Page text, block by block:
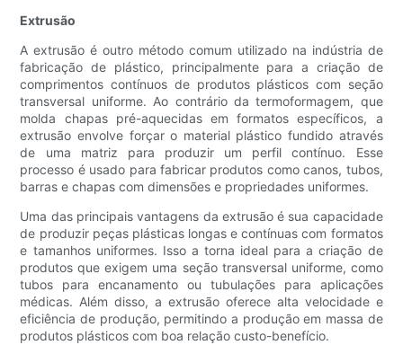
Extrusão
A extrusão é outro método comum utilizado na indústria de
fabricação de plástico, principalmente para a criação de
comprimentos contínuos de produtos plásticos com seção
transversal uniforme. Ao contrário da termoformagem, que
molda chapas pré-aquecidas em formatos específicos, a
extrusão envolve forçar o material plástico fundido através
de uma matriz para produzir um perfil contínuo. Esse
processo é usado para fabricar produtos como canos, tubos,
barras e chapas com dimensões e propriedades uniformes.
Uma das principais vantagens da extrusão é sua capacidade
de produzir peças plásticas longas e contínuas com formatos
e tamanhos uniformes. Isso a torna ideal para a criação de
produtos que exigem uma seção transversal uniforme, como
tubos para encanamento ou tubulações para aplicações
médicas. Além disso, a extrusão oferece alta velocidade e
eficiência de produção, permitindo a produção em massa de
produtos plásticos com boa relação custo-benefício.